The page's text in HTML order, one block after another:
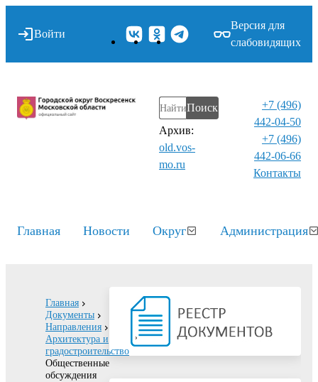
Войти
Версия для
слабовидящих
Поиск
Архив:
old.vos-
mo.ru
+7 (496)
442-04-50
+7 (496)
442-06-66
Контакты⁠
Главная Новости Округ Администрация
Главная
Документы
Направления
Архитектура и
градостроительство
Общественные
обсуждения